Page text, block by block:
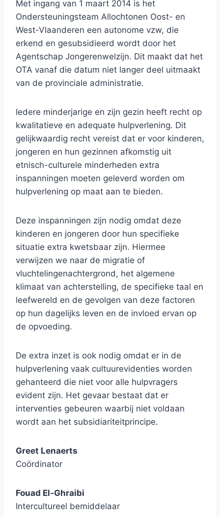
Met ingang van 1 maart 2014 is het
Ondersteuningsteam Allochtonen Oost- en
West-Vlaanderen een autonome vzw, die
erkend en gesubsidieerd wordt door het
Agentschap Jongerenwelzijn. Dit maakt dat het
OTA vanaf die datum niet langer deel uitmaakt
van de provinciale administratie.
Iedere minderjarige en zijn gezin heeft recht op
kwalitatieve en adequate hulpverlening. Dit
gelijkwaardig recht vereist dat er voor kinderen,
jongeren en hun gezinnen afkomstig uit
etnisch-culturele minderheden extra
inspanningen moeten geleverd worden om
hulpverlening op maat aan te bieden.
Deze inspanningen zijn nodig omdat deze
kinderen en jongeren door hun specifieke
situatie extra kwetsbaar zijn. Hiermee
verwijzen we naar de migratie of
vluchtelingenachtergrond, het algemene
klimaat van achterstelling, de specifieke taal en
leefwereld en de gevolgen van deze factoren
op hun dagelijks leven en de invloed ervan op
de opvoeding.
De extra inzet is ook nodig omdat er in de
hulpverlening vaak cultuurevidenties worden
gehanteerd die niet voor alle hulpvragers
evident zijn. Het gevaar bestaat dat er
interventies gebeuren waarbij niet voldaan
wordt aan het subsidiariteitprincipe.
Greet Lenaerts
Coördinator
Fouad El-Ghraibi
Intercultureel bemiddelaar